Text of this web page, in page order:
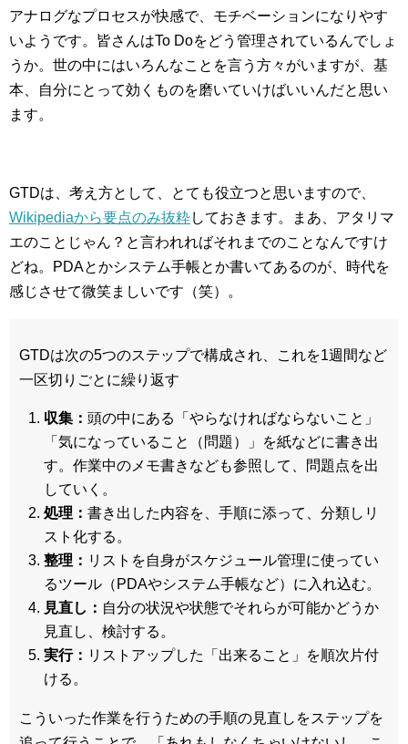
アナログなプロセスが快感で、モチベーションになりやす
いようです。皆さんはTo Doをどう管理されているんでしょ
うか。世の中にはいろんなことを言う方々がいますが、基
本、自分にとって効くものを磨いていけばいいんだと思い
ます。
GTDは、考え方として、とても役立つと思いますので、
Wikipediaから要点のみ抜粋しておきます。まあ、アタリマ
エのことじゃん？と言われればそれまでのことなんですけ
どね。PDAとかシステム手帳とか書いてあるのが、時代を
感じさせて微笑ましいです（笑）。
GTDは次の5つのステップで構成され、これを1週間など
一区切りごとに繰り返す
収集：頭の中にある「やらなければならないこと」
「気になっていること（問題）」を紙などに書き出
す。作業中のメモ書きなども参照して、問題点を出
していく。
処理：書き出した内容を、手順に添って、分類しリ
スト化する。
整理： リストを自身がスケジュール管理に使ってい
るツール（PDAやシステム手帳など）に入れ込む。
見直し： 自分の状況や状態でそれらが可能かどうか
見直し、検討する。
実行： リストアップした「出来ること」を順次片付
ける。
こういった作業を行うための手順の見直しをステップを